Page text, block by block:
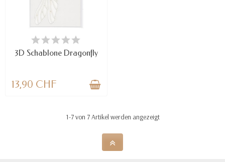
NUR NOCH WENIGE TEILE
VERFÜGBAR
3D Schablone Dragonfly
13,90 CHF
1-7 von 7 Artikel werden angezeigt